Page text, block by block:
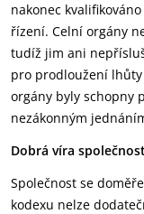
nakonec
řízení. Celní orgány
tudíž jim ani
pro prodloužení lhůty
orgány byly schopny
nezákonným
Dobrá víra
Společnost se
kodexu nelze